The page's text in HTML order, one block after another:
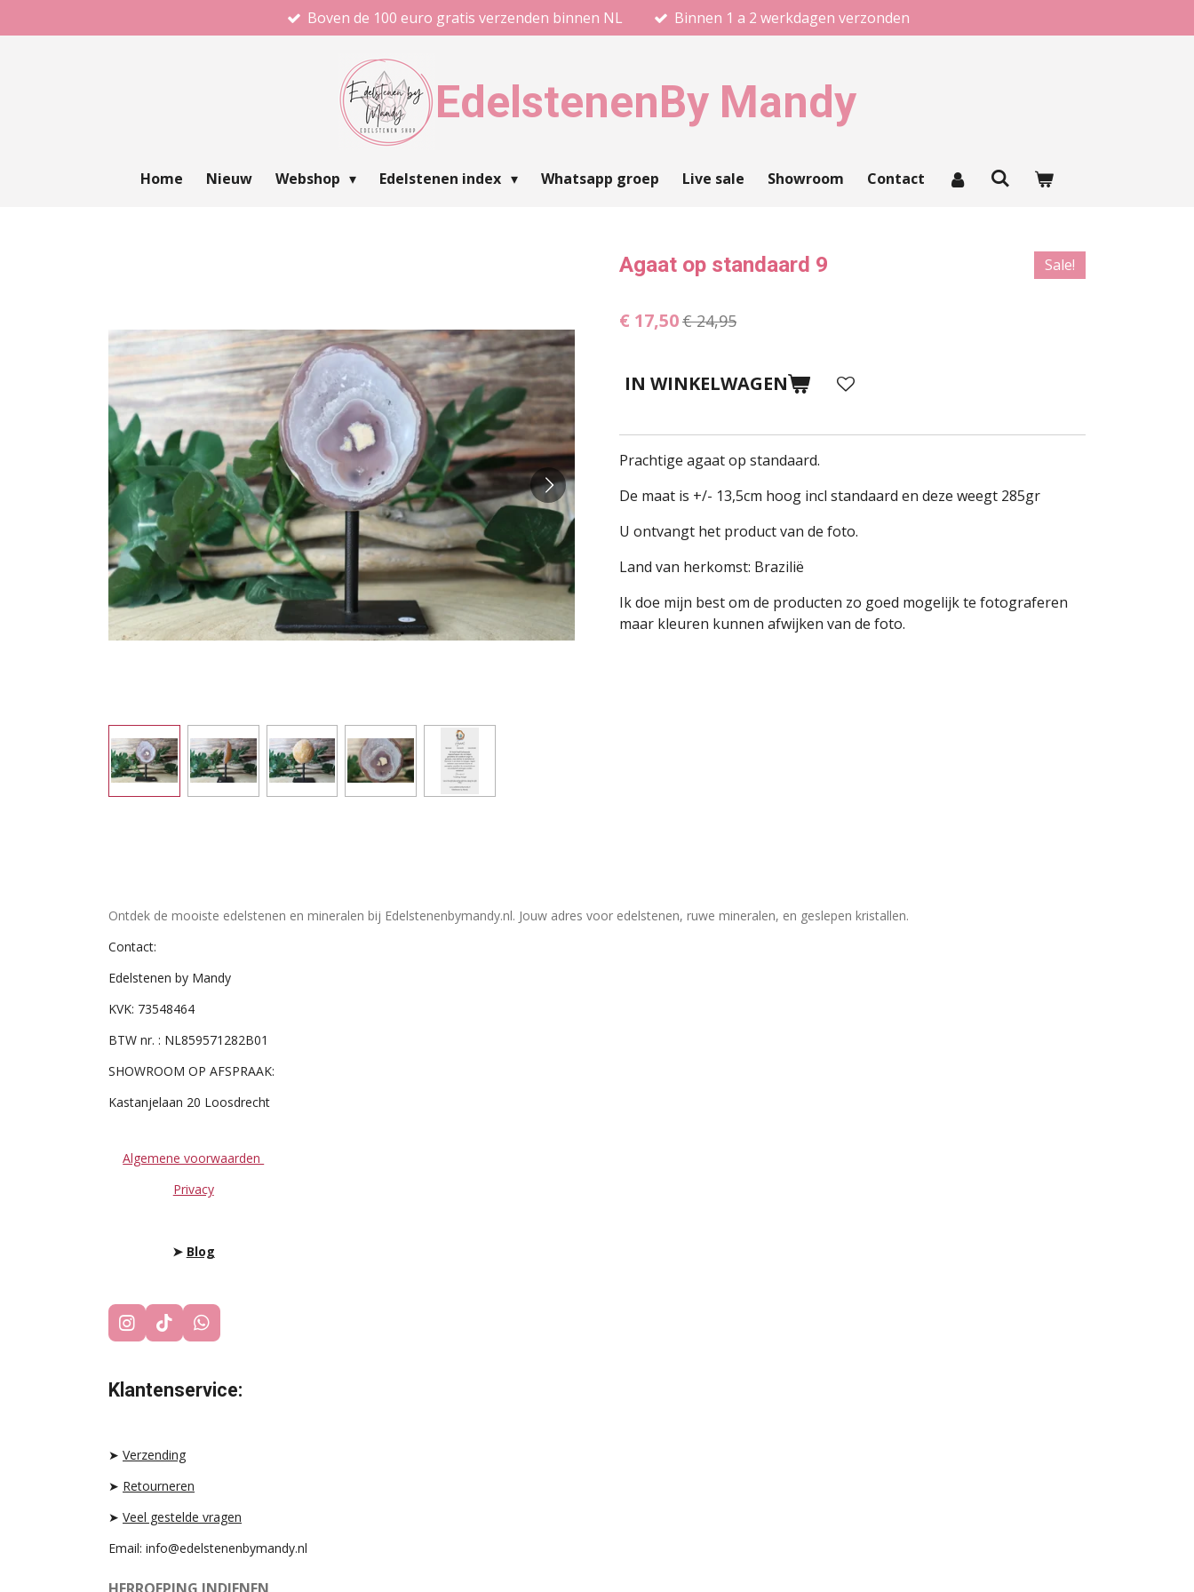
direct
Boven de 100 euro gratis verzenden binnen NL Binnen 1 a 2 werkdagen verzonden
EdelstenenBy Mandy
Home Nieuw Webshop Edelstenen index Whatsapp groep Live sale Showroom Contact
Agaat op standaard 9 Sale!
€ 17,50€ 24,95
IN WINKELWAGEN
Prachtige agaat op standaard.
De maat is +/- 13,5cm hoog incl standaard en deze weegt 285gr
U ontvangt het product van de foto.
Land van herkomst: Brazilië
Ik doe mijn best om de producten zo goed mogelijk te fotograferen
maar kleuren kunnen afwijken van de foto.
Ontdek de mooiste edelstenen en mineralen bij Edelstenenbymandy.nl. Jouw adres voor edelstenen, ruwe mineralen, en geslepen kristallen.
Contact:
Edelstenen by Mandy
KVK: 73548464
BTW nr. : NL859571282B01
SHOWROOM OP AFSPRAAK:
Kastanjelaan 20 Loosdrecht
Algemene voorwaarden
Privacy
➤ Blog
I
N
A
A
M
T
I
O
W
H
S
Klantenservice:
➤ Verzending
➤ Retourneren
➤ Veel gestelde vragen
Email: info@edelstenenbymandy.nl
HERROEPING INDIENEN